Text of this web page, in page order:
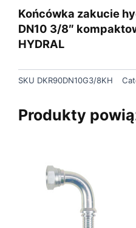
Końcówka zakucie
DN10 3/8″
HYDRAL
SKU DKR90DN10G3/8KH
Produkty